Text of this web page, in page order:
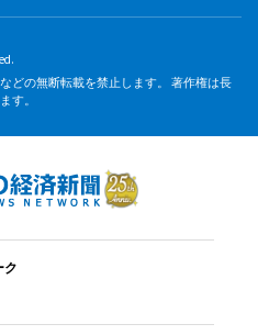
どの無断転載を禁止します。 著作権は長
す。
ク